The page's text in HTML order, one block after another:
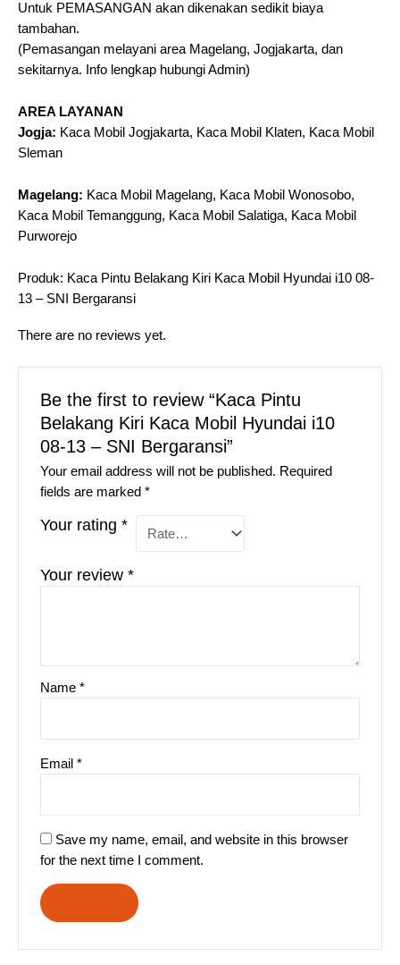
Untuk PEMASANGAN akan dikenakan sedikit biaya
tambahan.
(Pemasangan melayani area Magelang, Jogjakarta, dan
sekitarnya. Info lengkap hubungi Admin)
AREA LAYANAN
Jogja: Kaca Mobil Jogjakarta, Kaca Mobil Klaten, Kaca Mobil
Sleman
Magelang: Kaca Mobil Magelang, Kaca Mobil Wonosobo,
Kaca Mobil Temanggung, Kaca Mobil Salatiga, Kaca Mobil
Purworejo
Produk: Kaca Pintu Belakang Kiri Kaca Mobil Hyundai i10 08-
13 – SNI Bergaransi
There are no reviews yet.
Be the first to review “Kaca Pintu
Belakang Kiri Kaca Mobil Hyundai i10
08-13 – SNI Bergaransi”
Your email address will not be published. Required
fields are marked*
Your rating*
Your review*
Name*
Email*
Save my name, email, and website in this browser
for the next time I comment.